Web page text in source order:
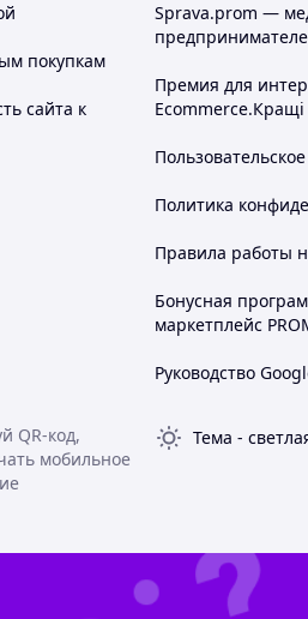
покупкам
сайта к
Sprava.prom —
Премия для
Ecommerce.Кращі
Политика
Правила работы
Бонусная
маркетплейс
Руководство
QR-код,
мобильное
Тема -